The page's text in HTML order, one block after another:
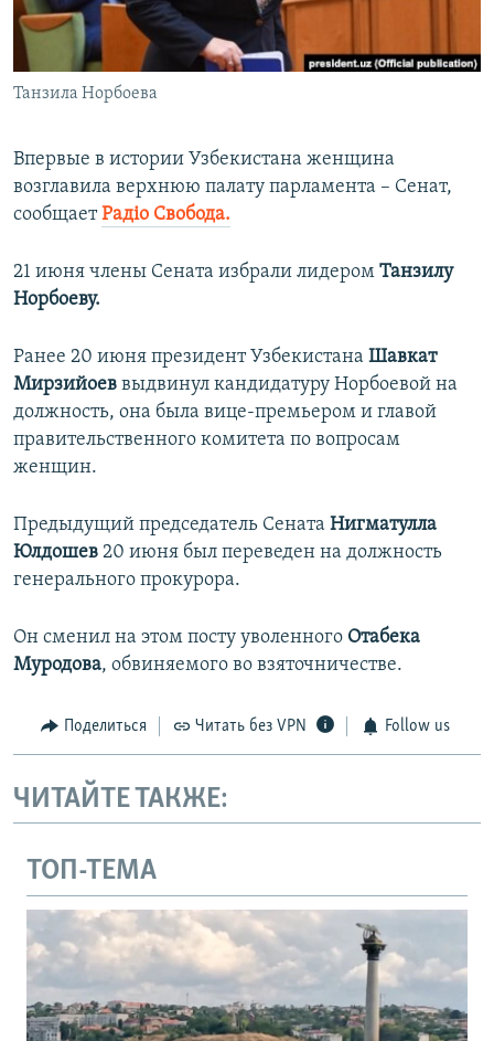
ПОБЕДИТЕЛЕЙ НЕ СУДЯТ?
КРЫМ.НЕПОКОРЕННЫЙ
ELIFBE
ПРИСОЕДИНЯЙТЕСЬ!
Все сайты RFE/RL
Танзила Норбоева
Впервые в истории Узбекистана женщина
возглавила верхнюю палату парламента – Сенат,
сообщаетРадіо Свобода.
21 июня члены Сената избрали лидером Танзилу
Норбоеву.
Ранее 20 июня президент Узбекистана Шавкат
Мирзийоев выдвинул кандидатуру Норбоевой на
должность, она была вице-премьером и главой
правительственного комитета по вопросам
женщин.
Предыдущий председатель Сената Нигматулла
Юлдошев 20 июня был переведен на должность
генерального прокурора.
Он сменил на этом посту уволенного Отабека
Муродова, обвиняемого во взяточничестве.
Поделиться Читать без VPN Follow us
ЧИТАЙТЕ ТАКЖЕ:
ТОП-ТЕМА